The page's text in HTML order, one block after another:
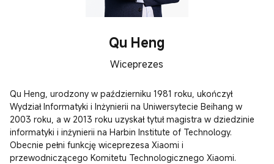
Qu Heng
Wiceprezes
Qu Heng, urodzony w październiku 1981 roku, ukończył
Wydział Informatyki i Inżynierii na Uniwersytecie Beihang w
2003 roku, a w 2013 roku uzyskał tytuł magistra w dziedzinie
informatyki i inżynierii na Harbin Institute of Technology.
Obecnie pełni funkcję wiceprezesa Xiaomi i
przewodniczącego Komitetu Technologicznego Xiaomi.